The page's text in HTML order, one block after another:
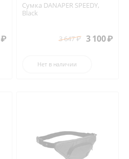
₽
Сумка DANAPER SPEEDY,
Black
3 647₽ 3 100₽
Нет в наличии